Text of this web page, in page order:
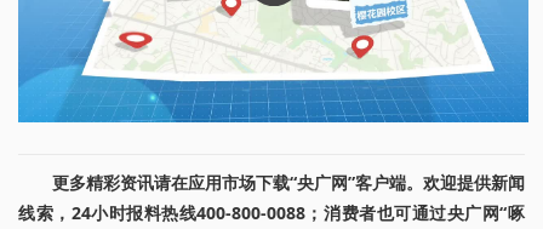
更多精彩资讯请在应用市场下载“央广网”客户端。欢迎提供新闻
线索，24小时报料热线400-800-0088；消费者也可通过央广网“啄